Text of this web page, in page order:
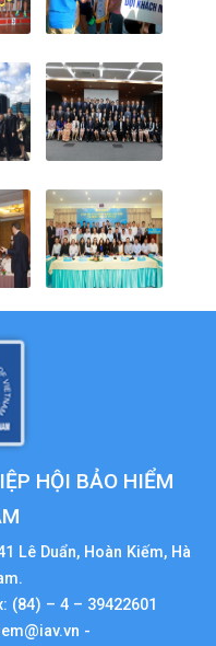
HỘI BẢO HIỂM
Lê Duẩn, Hoàn Kiếm, Hà
(84) – 4 – 39422601
-